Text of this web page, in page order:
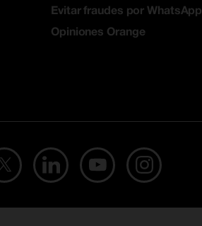
Evitar fraudes por WhatsApp
Opiniones Orange